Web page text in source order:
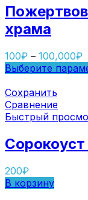
храма
храма
100₽ – 100,000₽
Выберите
Сохранить
Сравнение
Быстрый
Сорокоуст
200₽
В корзину